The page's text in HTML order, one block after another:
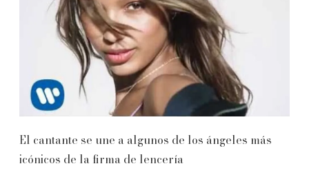
El cantante se une a algunos de los ángeles más
icónicos de la firma de lencería